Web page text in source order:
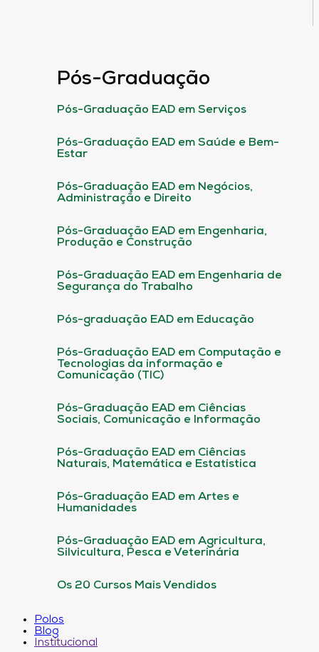
Pós-Graduação
Pós-Graduação EAD em Serviços
Pós-Graduação EAD em Saúde e Bem-
Estar
Pós-Graduação EAD em Negócios,
Administração e Direito
Pós-Graduação EAD em Engenharia,
Produção e Construção
Pós-Graduação EAD em Engenharia de
Segurança do Trabalho
Pós-graduação EAD em Educação
Pós-Graduação EAD em Computação e
Tecnologias da informação e
Comunicação (TIC)
Pós-Graduação EAD em Ciências
Sociais, Comunicação e Informação
Pós-Graduação EAD em Ciências
Naturais, Matemática e Estatística
Pós-Graduação EAD em Artes e
Humanidades
Pós-Graduação EAD em Agricultura,
Silvicultura, Pesca e Veterinária
Os 20 Cursos Mais Vendidos
Polos
Blog
Institucional